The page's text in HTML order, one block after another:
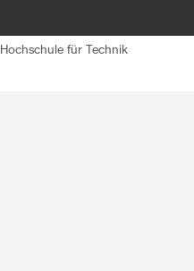
für Technik